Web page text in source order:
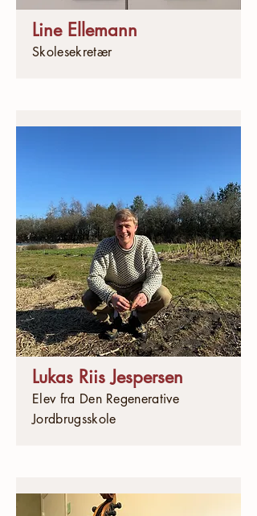
Line Ellemann
Skolesekretær
Lukas Riis Jespersen
Elev fra Den Regenerative
Jordbrugsskole